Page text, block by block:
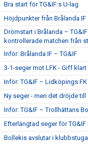
Bra start för TG&IF:s U-lag
Höjdpunkter från Brålanda IF
Drömstart i Brålanda –
kontrollerade matchen från
Inför: Brålanda IF – TG&IF
3-1-seger mot LFK - Giff
Inför: TG&IF – Lidköpings FK
Ny seger - men det dröjde till
Inför: TG&IF – Trollhättans
Efterlängtad seger för TG&IF
Bollekis avslutar i